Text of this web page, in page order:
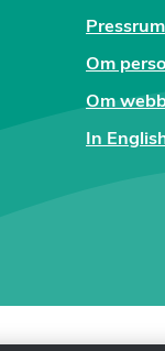
Pressrum
Om
Om
In